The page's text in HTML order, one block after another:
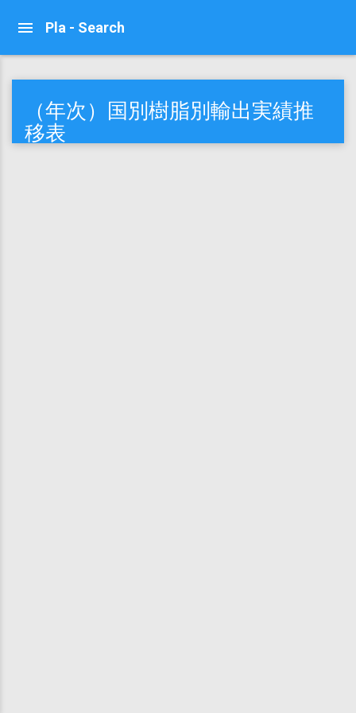
Pla - Search
（年次）国別樹脂別輸出実績推
移表